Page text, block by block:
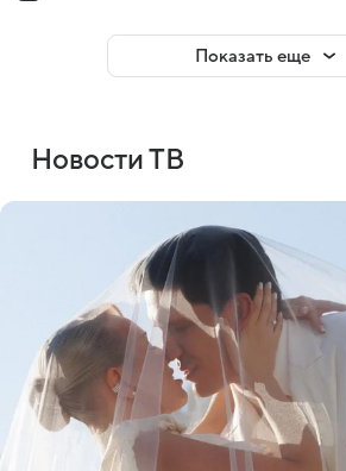
Показать еще
Новости ТВ